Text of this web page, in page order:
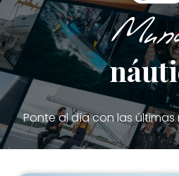
Ponte al día con las